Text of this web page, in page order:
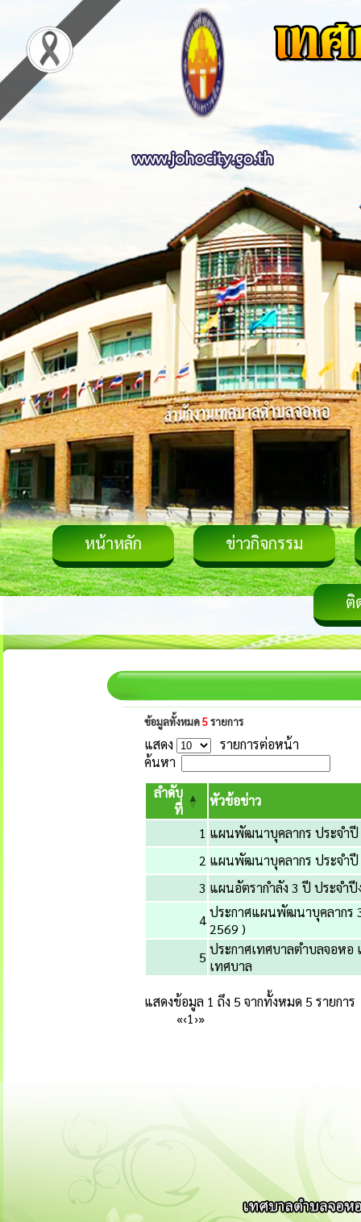
หน้าหลัก ข่าวกิจกรรม
ติ
ข้อมูลทั้งหมด5รายการ
แสดง
รายการต่อหน้า
ค้นหา
ลำดับ
ที่
หัวข้อข่าว
1 แผนพัฒนาบุคลากร ประจำปี
2 แผนพัฒนาบุคลากร ประจำปี
3 แผนอัตรากำลัง 3 ปี ประจำ
4ประกาศแผนพัฒนาบุคลากร
2569 )
5 ประกาศเทศบาลตำบลจอห
เทศบาล
แสดงข้อมูล 1 ถึง 5 จากทั้งหมด 5 รายการ
«‹1›»